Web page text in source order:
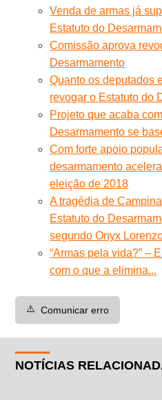
Venda de armas já
Estatuto do
Comissão aprova
Desarmamento
Quanto os deputados
revogar o Estatuto do
Projeto que acaba
Desarmamento se
Com forte apoio
desarmamento
eleição de 2018
A tragédia de
Estatuto do
segundo Onyx
“Armas pela vida?” –
com o que a elimina...
⚠️ Comunicar erro
NOTÍCIAS